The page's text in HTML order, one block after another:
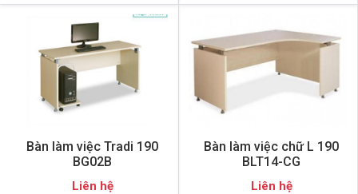
Bàn làm việc Tradi 190
BG02B
Liên hệ
Bàn làm việc chữ L 190
BLT14-CG
Liên hệ